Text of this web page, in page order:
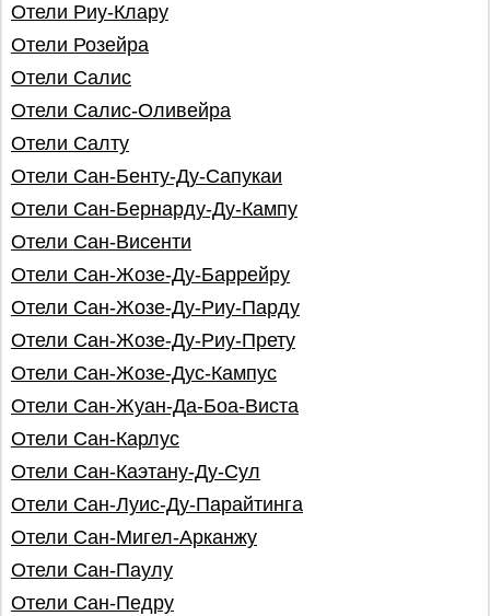
Отели Риу-Клару
Отели Розейра
Отели Салис
Отели Салис-Оливейра
Отели Салту
Отели Сан-Бенту-Ду-Сапукаи
Отели Сан-Бернарду-Ду-Кампу
Отели Сан-Висенти
Отели Сан-Жозе-Ду-Баррейру
Отели Сан-Жозе-Ду-Риу-Парду
Отели Сан-Жозе-Ду-Риу-Прету
Отели Сан-Жозе-Дус-Кампус
Отели Сан-Жуан-Да-Боа-Виста
Отели Сан-Карлус
Отели Сан-Каэтану-Ду-Сул
Отели Сан-Луис-Ду-Парайтинга
Отели Сан-Мигел-Арканжу
Отели Сан-Паулу
Отели Сан-Педру